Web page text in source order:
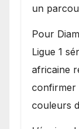
un
Pour
Ligue 1
africaine
confirmer
couleurs